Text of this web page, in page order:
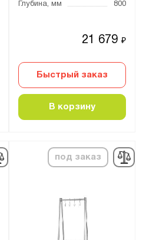
Глубина, мм
800
21 679₽
Быстрый заказ
В корзину
под заказ